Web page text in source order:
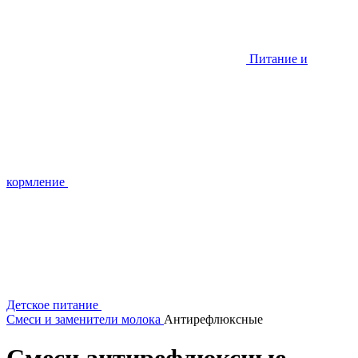
Питание и
кормление
Детское питание
Смеси и заменители молока Антирефлюксные